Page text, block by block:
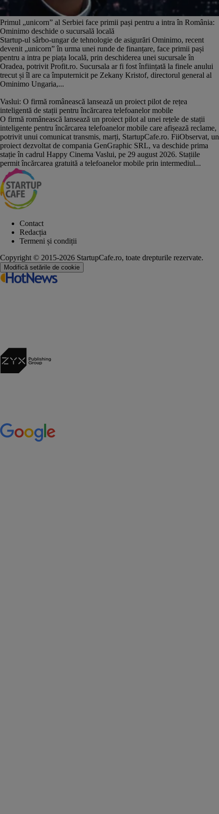
Primul „unicorn” al Serbiei face primii pași pentru a intra în România:
Ominimo deschide o sucursală locală
Startup-ul sârbo-ungar de tehnologie de asigurări Ominimo, recent
devenit „unicorn” în urma unei runde de finanțare, face primii pași
pentru a intra pe piața locală, prin deschiderea unei sucursale în
Oradea, potrivit Profit.ro. Sucursala ar fi fost înființată la finele anului
trecut și îl are ca împuternicit pe Zekany Kristof, directorul general al
Ominimo Ungaria,...
Vaslui: O firmă românească lansează un proiect pilot de rețea
inteligentă de stații pentru încărcarea telefoanelor mobile
O firmă românească lansează un proiect pilot al unei rețele de stații
inteligente pentru încărcarea telefoanelor mobile care afișează reclame,
potrivit unui comunicat transmis, marți, StartupCafe.ro. FiiObservat, un
proiect dezvoltat de compania GenGraphic SRL, va deschide prima
stație în cadrul Happy Cinema Vaslui, pe 29 august 2026. Stațiile
permit încărcarea gratuită a telefoanelor mobile prin intermediul...
Contact
Redacția
Termeni și condiții
Copyright © 2015-2026 StartupCafe.ro, toate drepturile rezervate.
Modifică setările de cookie